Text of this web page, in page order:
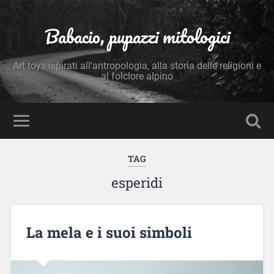
Babacio, pupazzi mitologici
Art toys ispirati all'antropologia, alla storia delle religioni e
al folclore alpino
TAG
esperidi
La mela e i suoi simboli